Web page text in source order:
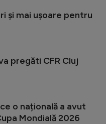
și mai ușoare pentru
pregăti CFR Cluj
o națională a avut
Mondială 2026